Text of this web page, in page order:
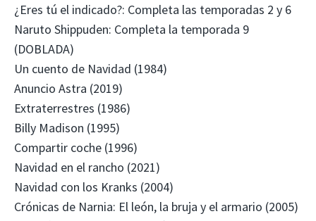
¿Eres tú el indicado?: Completa las temporadas 2 y 6
Naruto Shippuden: Completa la temporada 9
(DOBLADA)
Un cuento de Navidad (1984)
Anuncio Astra (2019)
Extraterrestres (1986)
Billy Madison (1995)
Compartir coche (1996)
Navidad en el rancho (2021)
Navidad con los Kranks (2004)
Crónicas de Narnia: El león, la bruja y el armario (2005)